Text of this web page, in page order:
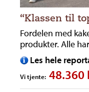
“Klassen til
Fordelen med
produkter. Alle
Les hele
Vi tjente: 48.360